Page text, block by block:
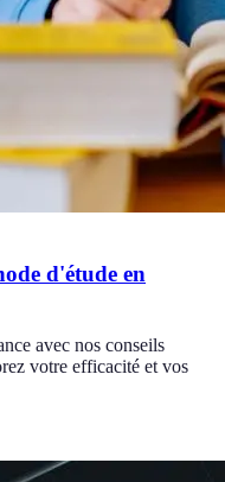
d'étude en
avec nos conseils
votre efficacité et vos